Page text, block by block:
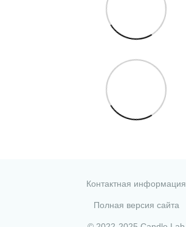
Контактная информация
Полная версия сайта